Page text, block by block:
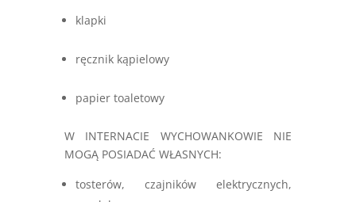
klapki
ręcznik kąpielowy
papier toaletowy
W INTERNACIE WYCHOWANKOWIE NIE
MOGĄ POSIADAĆ WŁASNYCH:
tosterów, czajników elektrycznych,